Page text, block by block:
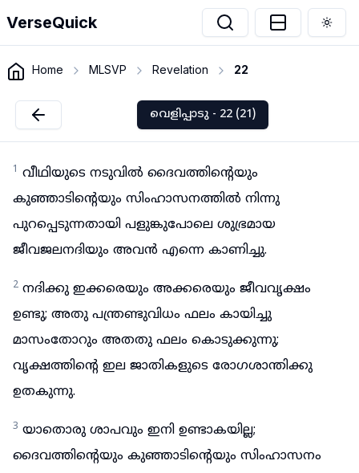
VerseQuick
Home MLSVP Revelation 22
വെളിപ്പാടു - 22 (21)
1 വീഥിയുടെ നടുവിൽ ദൈവത്തിന്റെയും
കുഞ്ഞാടിന്റെയും സിംഹാസനത്തിൽ നിന്നു
പുറപ്പെടുന്നതായി പളുങ്കുപോലെ ശുഭ്രമായ
ജീവജലനദിയും അവൻ എന്നെ കാണിച്ചു.
2 നദിക്കു ഇക്കരെയും അക്കരെയും ജീവവൃക്ഷം
ഉണ്ടു; അതു പന്ത്രണ്ടുവിധം ഫലം കായിച്ചു
മാസംതോറും അതതു ഫലം കൊടുക്കുന്നു;
വൃക്ഷത്തിന്റെ ഇല ജാതികളുടെ രോഗശാന്തിക്കു
ഉതകുന്നു.
3 യാതൊരു ശാപവും ഇനി ഉണ്ടാകയില്ല;
ദൈവത്തിന്റെയും കുഞ്ഞാടിന്റെയും സിംഹാസനം